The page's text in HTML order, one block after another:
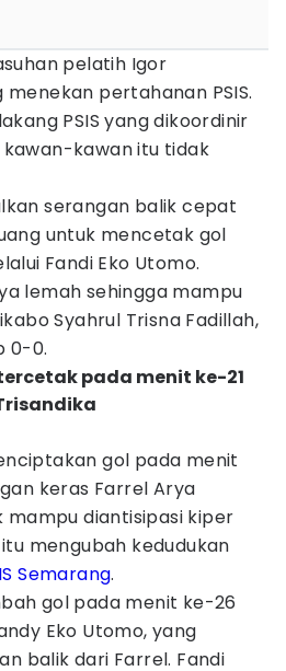
pelatih Igor
pertahanan PSIS.
PSIS yang dikoordinir
kawan itu tidak
serangan balik cepat
untuk mencetak gol
Fandi Eko Utomo.
lemah sehingga mampu
Syahrul Trisna Fadillah,
0-0.
pada menit ke-21
gol pada menit
keras Farrel Arya
mampu diantisipasi kiper
mengubah kedudukan
Semarang.
gol pada menit ke-26
Eko Utomo, yang
balik dari Farrel. Fandi